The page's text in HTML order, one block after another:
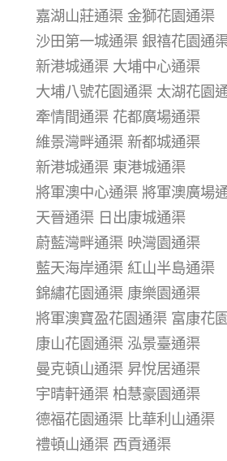
嘉湖山莊通渠 金獅花園通渠
沙田第一城通渠 銀禧花園通
新港城通渠 大埔中心通渠
大埔八號花園通渠 太湖花園
牽情間通渠 花都廣場通渠
維景灣畔通渠 新都城通渠
新港城通渠 東港城通渠
將軍澳中心通渠 將軍澳廣場
天晉通渠 日出康城通渠
蔚藍灣畔通渠 映灣園通渠
藍天海岸通渠 紅山半島通渠
錦繡花園通渠 康樂園通渠
將軍澳寶盈花園通渠 富康花
康山花園通渠 泓景臺通渠
曼克頓山通渠 昇悅居通渠
宇晴軒通渠 柏慧豪園通渠
德福花園通渠 比華利山通渠
禮頓山通渠 西貢通渠